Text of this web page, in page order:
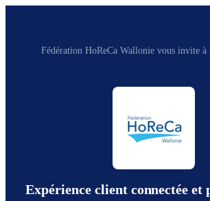
Fédération HoReCa Wallonie vous invite à
Expérience client connectée et